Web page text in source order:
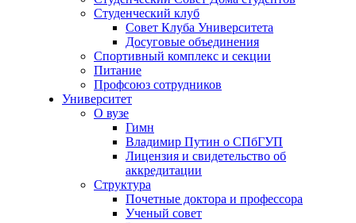
Студенческий клуб
Совет Клуба Университета
Досуговые объединения
Спортивный комплекс и секции
Питание
Профсоюз сотрудников
Университет
О вузе
Гимн
Владимир Путин о СПбГУП
Лицензия и свидетельство об
аккредитации
Структура
Почетные доктора и профессора
Ученый совет